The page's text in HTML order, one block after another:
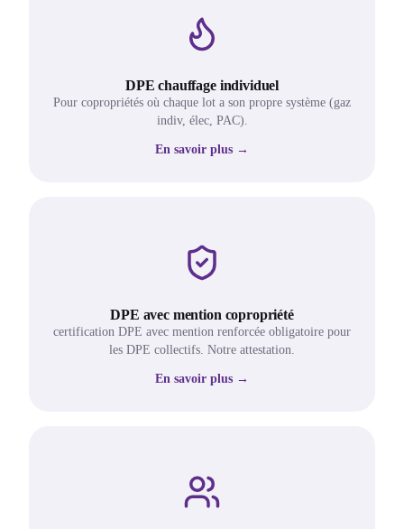
DPE chauffage individuel
Pour copropriétés où chaque lot a son propre système (gaz
indiv, élec, PAC).
En savoir plus →
DPE avec mention copropriété
certification DPE avec mention renforcée obligatoire pour
les DPE collectifs. Notre attestation.
En savoir plus →